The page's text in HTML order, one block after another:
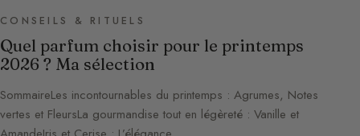
CONSEILS & RITUELS
Quel parfum choisir pour le printemps
2026 ? Ma sélection
SommaireLes incontournables du printemps : Agrumes, Notes
vertes et FleursLa gourmandise tout en légèreté : Vanille et